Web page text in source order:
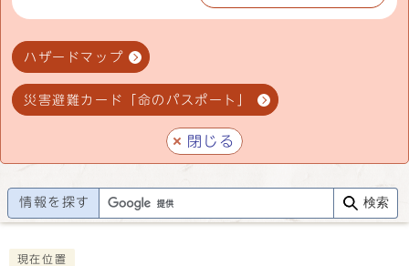
ハザードマップ
災害避難カード「命のパスポート」
閉じる
情報を探す 検索
現在位置